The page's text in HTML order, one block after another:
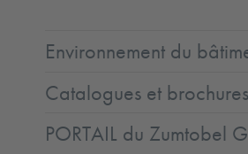
Environnement du
Catalogues et brochures
PORTAIL du Zumtobel